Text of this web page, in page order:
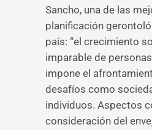
Sancho, una de las
planificación
país: “el crecimiento
imparable de
impone el
desafíos como
individuos. Aspectos
consideración del